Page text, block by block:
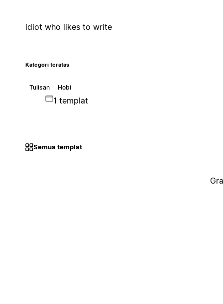
idiot who likes to write
Kategori teratas
Tulisan Hobi
1 templat
Semua templat